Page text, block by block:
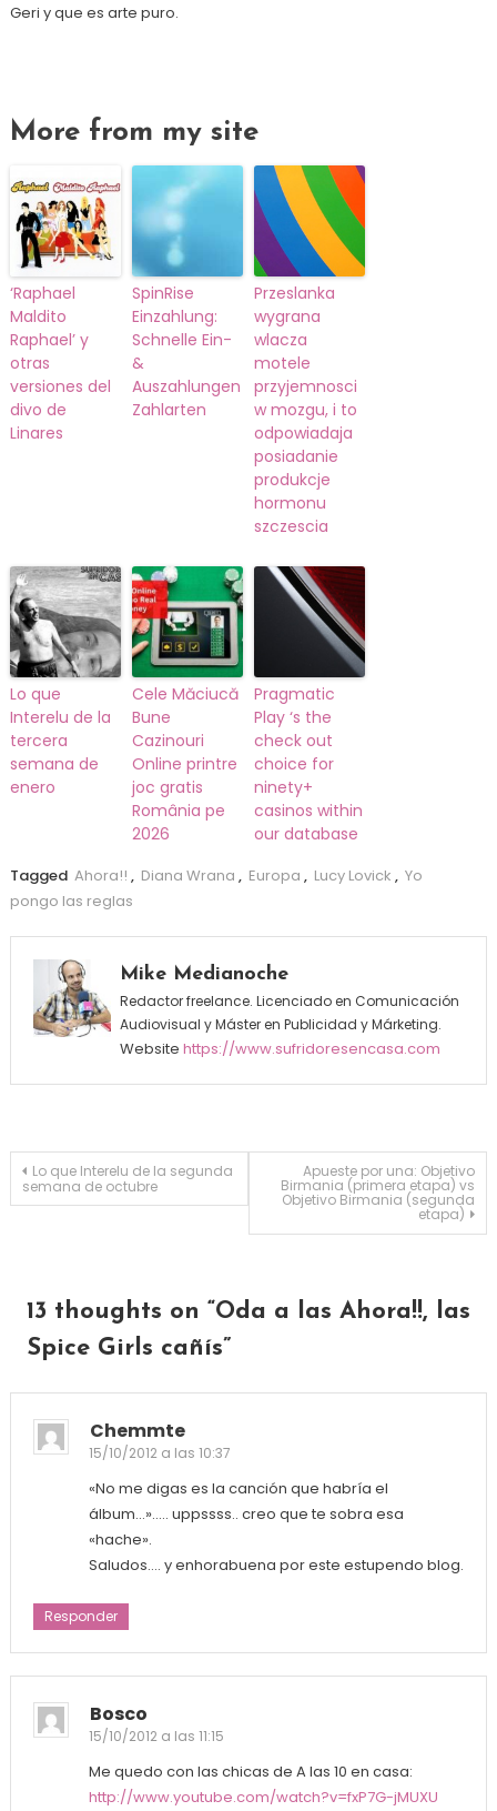
Geri y que es arte puro.
More from my site
‘Raphael
Maldito
Raphael’ y
otras
versiones del
divo de
Linares
SpinRise
Einzahlung:
Schnelle Ein-
&
Auszahlungen
Zahlarten
Przeslanka
wygrana
wlacza
motele
przyjemnosci
w mozgu, i to
odpowiadaja
posiadanie
produkcje
hormonu
szczescia
Lo que
Interelu de la
tercera
semana de
enero
Cele Măciucă
Bune
Cazinouri
Online printre
joc gratis
România pe
2026
Pragmatic
Play ‘s the
check out
choice for
ninety+
casinos within
our database
Tagged Ahora!! , Diana Wrana , Europa , Lucy Lovick , Yo
pongo las reglas
Mike Medianoche
Redactor freelance. Licenciado en Comunicación
Audiovisual y Máster en Publicidad y Márketing.
Website https://www.sufridoresencasa.com
Navegación de entradas
Lo que Interelu de la segunda
semana de octubre
Apueste por una: Objetivo
Birmania (primera etapa) vs
Objetivo Birmania (segunda
etapa)
13 thoughts on “Oda a las Ahora!!, las
Spice Girls cañís”
Chemmte
15/10/2012 a las 10:37
«No me digas es la canción que habría el
álbum…»….. uppssss.. creo que te sobra esa
«hache».
Saludos…. y enhorabuena por este estupendo blog.
Responder
Bosco
15/10/2012 a las 11:15
Me quedo con las chicas de A las 10 en casa:
http://www.youtube.com/watch?v=fxP7G-jMUXU